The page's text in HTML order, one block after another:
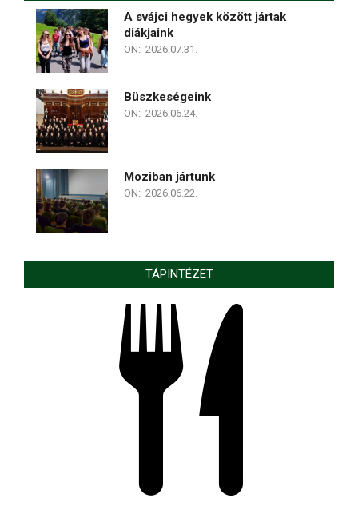
A svájci hegyek között jártak
diákjaink
ON: 2026.07.31.
Büszkeségeink
ON: 2026.06.24.
Moziban jártunk
ON: 2026.06.22.
TÁPINTÉZET